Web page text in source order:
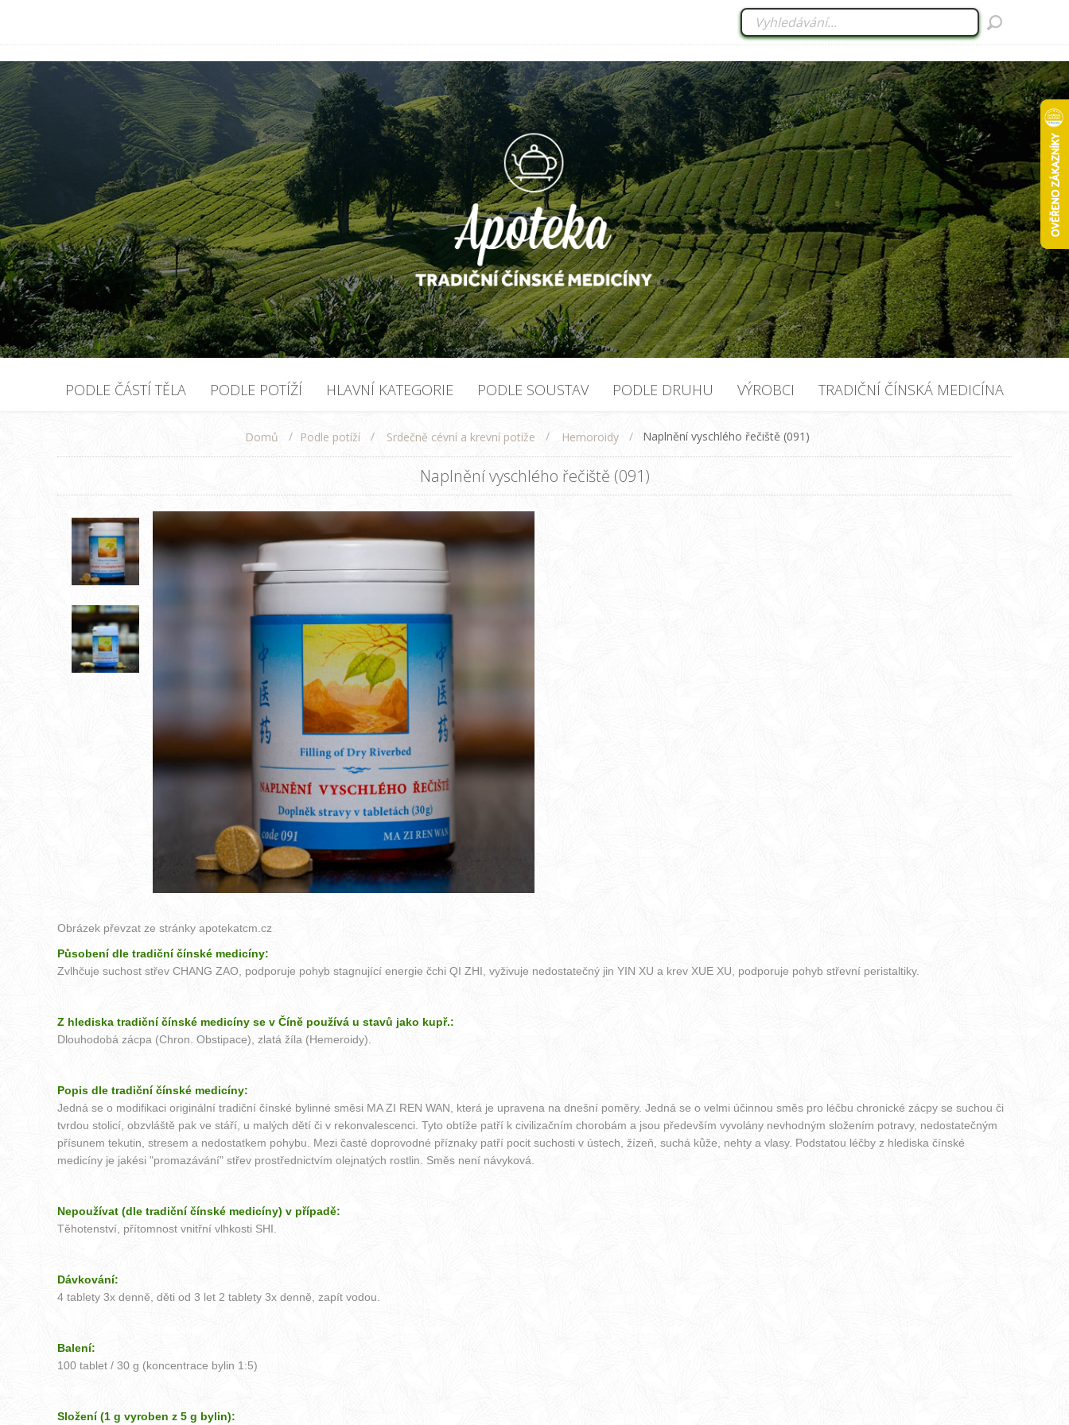
PODLE ČÁSTÍ TĚLA PODLE POTÍŽÍ HLAVNÍ KATEGORIE PODLE SOUSTAV PODLE DRUHU VÝROBCI TRADIČNÍ ČÍNSKÁ MEDICÍNA
Domů / Podle potíží / Srdečně cévní a krevní potíže / Hemoroidy / Naplnění vyschlého řečiště (091)
Naplnění vyschlého řečiště (091)
Obrázek převzat ze stránky apotekatcm.cz
Působení dle tradiční čínské medicíny:
Zvlhčuje suchost střev CHANG ZAO, podporuje pohyb stagnující energie čchi QI ZHI, vyživuje nedostatečný jin YIN XU a krev XUE XU, podporuje pohyb střevní peristaltiky.
Z hlediska tradiční čínské medicíny se v Číně používá u stavů jako kupř.:
Dlouhodobá zácpa (Chron. Obstipace), zlatá žíla (Hemeroidy).
Popis dle tradiční čínské medicíny:
Jedná se o modifikaci originální tradiční čínské bylinné směsi MA ZI REN WAN, která je upravena na dnešní poměry. Jedná se o velmi účinnou směs pro léčbu chronické zácpy se suchou či
tvrdou stolicí, obzvláště pak ve stáří, u malých dětí či v rekonvalescenci. Tyto obtíže patří k civilizačním chorobám a jsou především vyvolány nevhodným složením potravy, nedostatečným
přísunem tekutin, stresem a nedostatkem pohybu. Mezi časté doprovodné příznaky patří pocit suchosti v ústech, žízeň, suchá kůže, nehty a vlasy. Podstatou léčby z hlediska čínské
medicíny je jakési "promazávání" střev prostřednictvím olejnatých rostlin. Směs není návyková.
Nepoužívat (dle tradiční čínské medicíny) v případě:
Těhotenství, přítomnost vnitřní vlhkosti SHI.
Dávkování:
4 tablety 3x denně, děti od 3 let 2 tablety 3x denně, zapít vodou.
Balení:
100 tablet / 30 g (koncentrace bylin 1:5)
Složení (1 g vyroben z 5 g bylin):